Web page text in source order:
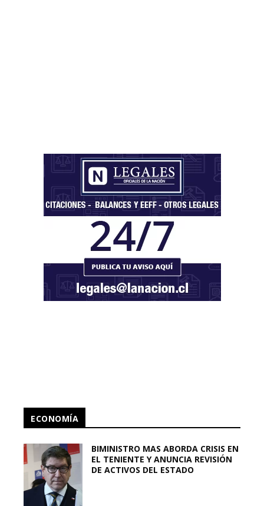
ECONOMÍA
BIMINISTRO MAS ABORDA CRISIS EN
EL TENIENTE Y ANUNCIA REVISIÓN
DE ACTIVOS DEL ESTADO